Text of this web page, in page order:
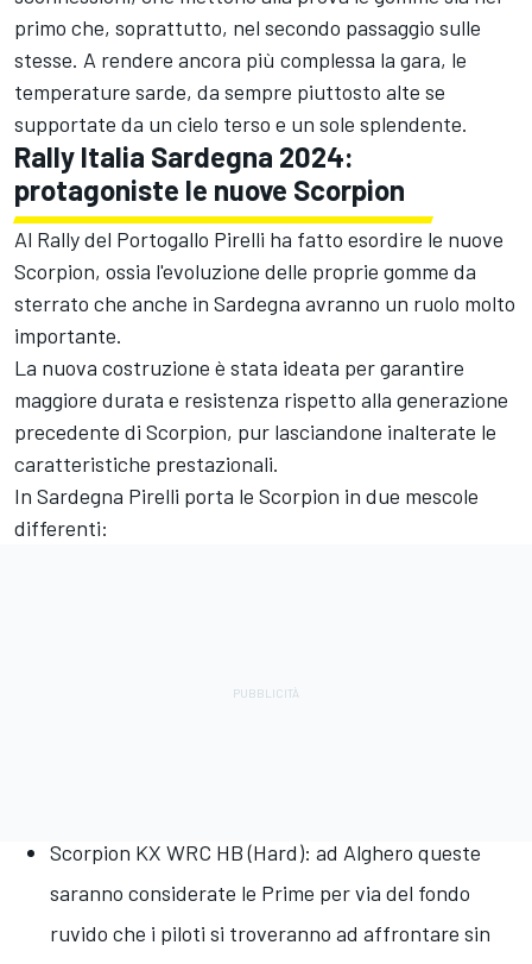
primo che, soprattutto, nel secondo passaggio sulle
stesse. A rendere ancora più complessa la gara, le
temperature sarde, da sempre piuttosto alte se
supportate da un cielo terso e un sole splendente.
Rally Italia Sardegna 2024:
protagoniste le nuove Scorpion
Al Rally del Portogallo Pirelli ha fatto esordire le nuove
Scorpion, ossia l'evoluzione delle proprie gomme da
sterrato che anche in Sardegna avranno un ruolo molto
importante.
La nuova costruzione è stata ideata per garantire
maggiore durata e resistenza rispetto alla generazione
precedente di Scorpion, pur lasciandone inalterate le
caratteristiche prestazionali.
In Sardegna Pirelli porta le Scorpion in due mescole
differenti:
Scorpion KX WRC HB (Hard): ad Alghero queste
saranno considerate le Prime per via del fondo
ruvido che i piloti si troveranno ad affrontare sin